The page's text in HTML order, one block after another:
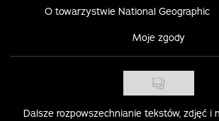
O towarzystwie National Geographic
Moje zgody
Dalsze rozpowszechnianie tekstów, zdjęć i